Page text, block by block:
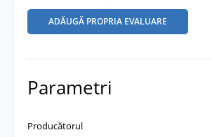
ADĂUGĂ PROPRIA EVALUARE
Parametri
Producătorul